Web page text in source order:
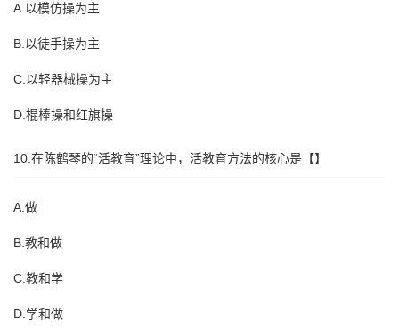
A.以模仿操为主
B.以徒手操为主
C.以轻器械操为主
D.棍棒操和红旗操
10.在陈鹤琴的“活教育”理论中，活教育方法的核心是【】
A.做
B.教和做
C.教和学
D.学和做